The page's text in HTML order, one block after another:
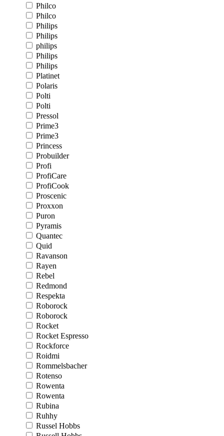
Philco
Philco
Philips
Philips
philips
Philips
Philips
Platinet
Polaris
Polti
Polti
Pressol
Prime3
Prime3
Princess
Probuilder
Profi
ProfiCare
ProfiCook
Proscenic
Proxxon
Puron
Pyramis
Quantec
Quid
Ravanson
Rayen
Rebel
Redmond
Respekta
Roborock
Roborock
Rocket
Rocket Espresso
Rockforce
Roidmi
Rommelsbacher
Rotenso
Rowenta
Rowenta
Rubina
Ruhhy
Russel Hobbs